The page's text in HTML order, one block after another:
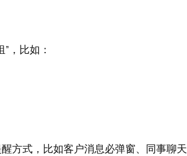
，比如：
方式，比如客户消息必弹窗、同事聊天